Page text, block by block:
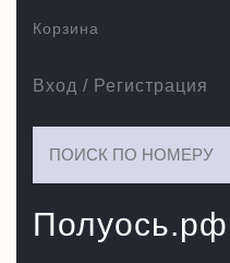
Полуось.рф
Вход / Регистрация
Корзина